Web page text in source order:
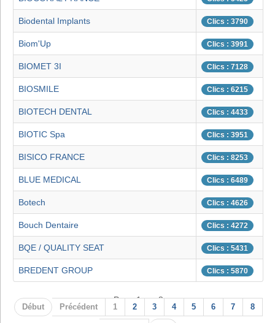
Biodental Implants Clics : 3790
Biom'Up Clics : 3991
BIOMET 3I Clics : 7128
BIOSMILE Clics : 6215
BIOTECH DENTAL Clics : 4433
BIOTIC Spa Clics : 3951
BISICO FRANCE Clics : 8253
BLUE MEDICAL Clics : 6489
Botech Clics : 4626
Bouch Dentaire Clics : 4272
BQE / QUALITY SEAT Clics : 5431
BREDENT GROUP Clics : 5870
Page 1 sur 8
Début Précédent 1 2 3 4 5 6 7 8